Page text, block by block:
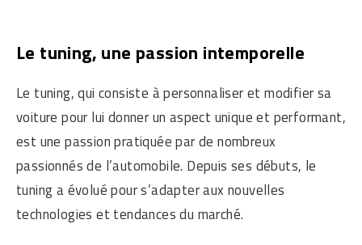
Le tuning, une passion intemporelle
Le tuning, qui consiste à personnaliser et modifier sa
voiture pour lui donner un aspect unique et performant,
est une passion pratiquée par de nombreux
passionnés de l’automobile. Depuis ses débuts, le
tuning a évolué pour s’adapter aux nouvelles
technologies et tendances du marché.